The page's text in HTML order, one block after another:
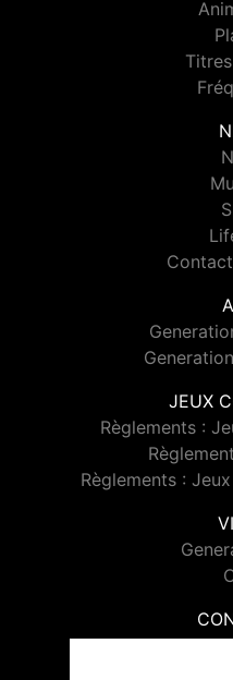
JEUX
Règlements :
Règlements :